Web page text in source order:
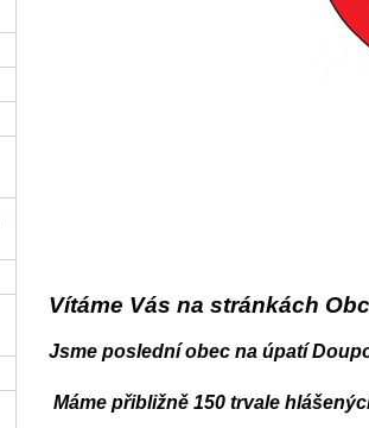
Vítáme Vás na stránkách
Jsme poslední obec na úpatí
Máme přibližně 150 trvale